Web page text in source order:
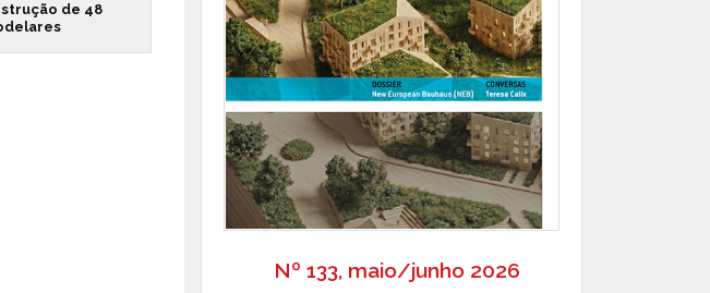
de 48
Nº 133, maio/junho 2026